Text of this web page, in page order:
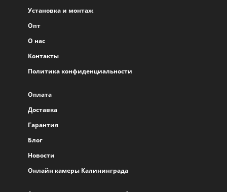
Установка и монтаж
Опт
О нас
Контакты
Политика конфиденциальности
Оплата
Доставка
Гарантия
Блог
Новости
Онлайн камеры Калининграда